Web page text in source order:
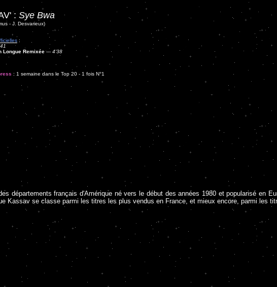
: Sye Bwa
- J. Desvarieux)
:
Longue Remixée--- 4'38
: 1 semaine dans le Top 20 - 1 fois N°1
départements français d'Amérique né vers le début des années 1980 et popularisé en
Kassav se classe parmi les titres les plus vendus en France, et mieux encore, parmi les